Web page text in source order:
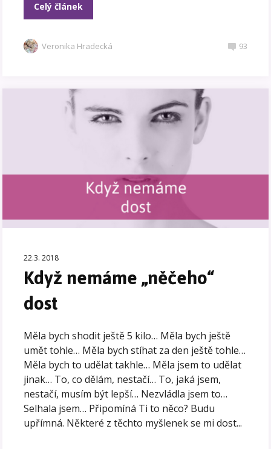
Celý článek
Veronika Hradecká 93
22.3. 2018
Když nemáme „něčeho“
dost
Měla bych shodit ještě 5 kilo… Měla bych ještě
umět tohle… Měla bych stíhat za den ještě tohle…
Měla bych to udělat takhle… Měla jsem to udělat
jinak… To, co dělám, nestačí… To, jaká jsem,
nestačí, musím být lepší… Nezvládla jsem to…
Selhala jsem… Připomíná Ti to něco? Budu
upřímná. Některé z těchto myšlenek se mi dost...